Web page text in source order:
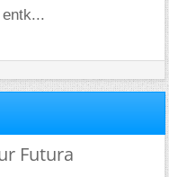
Futura